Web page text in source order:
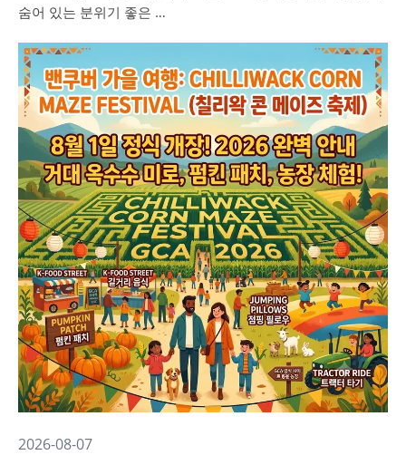
숨어 있는 분위기 좋은 …
2026-08-07